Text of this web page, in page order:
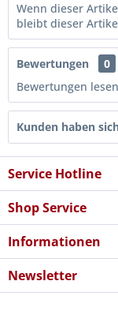
Wenn dieser
bleibt dieser
Bewertungen
0
Bewertungen
Kunden haben
Service Hotline
Shop Service
Informationen
Newsletter